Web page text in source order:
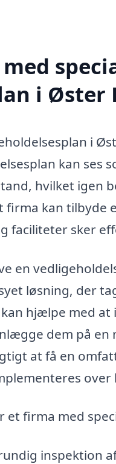
i Øster
i
kan ses
hvilket igen
kan tilbyde
faciliteter sker
en
løsning, der
hjælpe med
dem på
at få en
et firma med
inspektion